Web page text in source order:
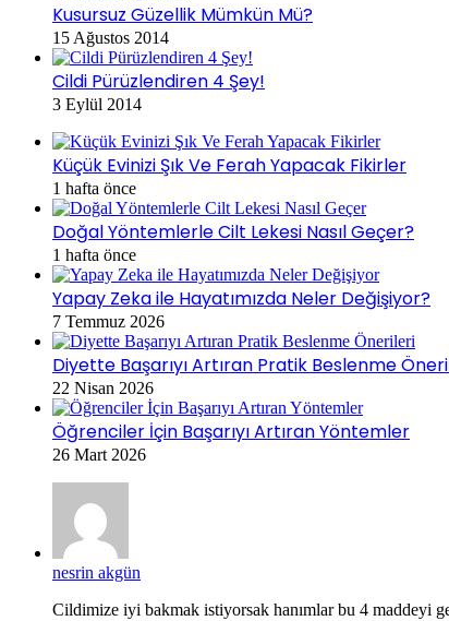
Kusursuz Güzellik Mümkün Mü?
15 Ağustos 2014
Cildi Pürüzlendiren 4 Şey!
3 Eylül 2014
Küçük Evinizi Şık Ve Ferah Yapacak Fikirler
1 hafta önce
Doğal Yöntemlerle Cilt Lekesi Nasıl Geçer?
1 hafta önce
Yapay Zeka ile Hayatımızda Neler Değişiyor?
7 Temmuz 2026
Diyette Başarıyı Artıran Pratik Beslenme
22 Nisan 2026
Öğrenciler İçin Başarıyı Artıran Yöntemler
26 Mart 2026
nesrin akgün
Cildimize iyi bakmak istiyorsak hanımlar bu 4 maddeyi